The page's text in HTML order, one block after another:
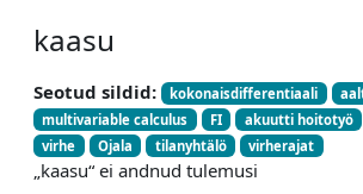
kaasu
Seotud sildid: kokonaisdifferentiaali
multivariable calculus
FI akuutti hoitotyö
virhe
Ojala tilanyhtälö virherajat
„kaasu“ ei andnud tulemusi